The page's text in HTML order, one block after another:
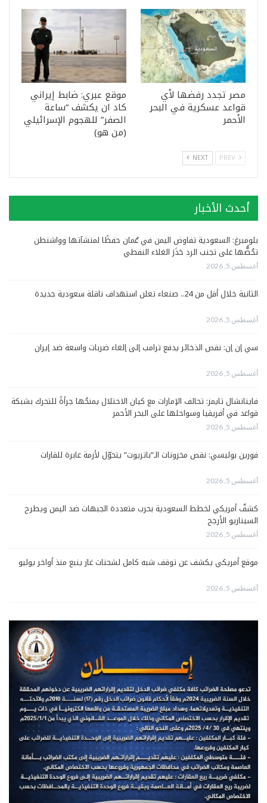
مصر تجدد رفضها لأي
قواعد عسكرية في البحر
الأحمر
موقع عبري: ضابط إيراني
كاد ان يكشف “ساعة
الصفر” للهجوم الإسرائيلي
(من هو)
NEXT
أحدث الأخبار
بلومبرغ: السعودية تفاوض اليمن في عُمان حفظًا لمنشآتها وواشنطن
تحُضُّها على تجنب الرد حَذَرَ الغلاء النفطي
أغسطس 5, 2026
الثانية خلال أقل من 24.. صنعاء تعلن استهداف ناقلة سعودية جديدة
أغسطس 5, 2026
سي إن إن: نقص الذخائر يدفع ترامب إلى إلغاء ضربات واسعة ضد إيران
أغسطس 5, 2026
فاينانشال تايمز: تحالف الإمارات مع كيان الاحتلال يمنحُها جرأةً للتحرك بشبكة
قواعد في أفريقيا وسواحلها على البحر الأحمر
أغسطس 5, 2026
فورين بوليسي: نقص مخزونات الـ”باتريوت” يتحوّل لأزمة عابرة للقارات
أغسطس 5, 2026
كشفٌ أمريكي لخطط السعودية بحرب متعددة الجبهات ضد اليمن ويطرح
السيناريو الأرجح
أغسطس 5, 2026
موقع أمريكي يكشف عن توقف شبه كامل لشحنات غاز ينبع منذ أواخر يوليو
أغسطس 5, 2026